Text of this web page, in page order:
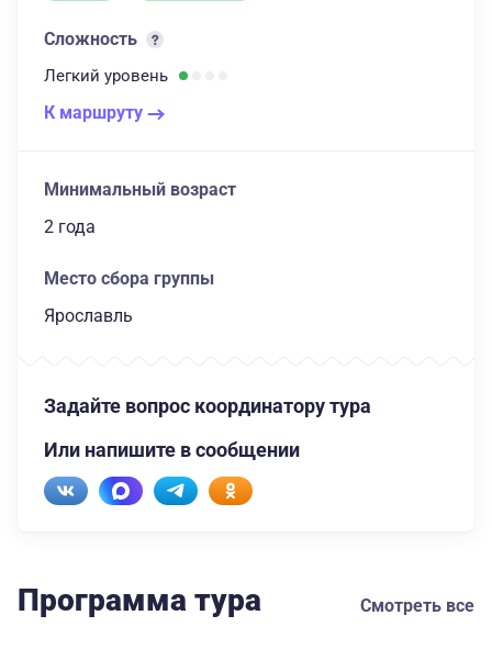
Сложность
Легкий уровень
К маршруту
Минимальный возраст
2 года
Место сбора группы
Ярославль
Задайте вопрос координатору тура
Или напишите в сообщении
Программа тура Смотреть все